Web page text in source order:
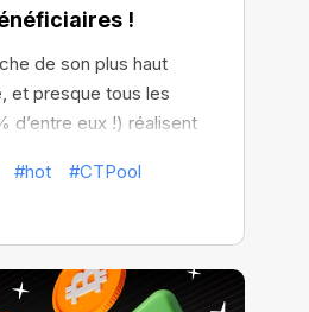
!
de son plus haut
et presque tous les
d’entre eux !) réalisent
#hot #CTPool